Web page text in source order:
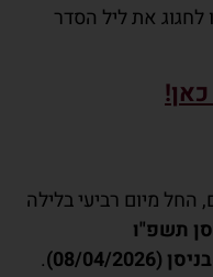
את ליל הסדר
מיום רביעי בלילה
תשפ"ו
(08/04/2026)
.